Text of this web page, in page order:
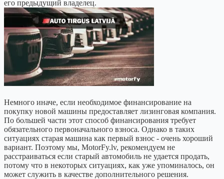
его предыдущий владелец.
Немного иначе, если необходимое финансирование на
покупку новой машины предоставляет лизинговая компания.
По большей части этот способ финансирования требует
обязательного первоначального взноса. Однако в таких
ситуациях старая машина как первый взнос - очень хороший
вариант. Поэтому мы, MotorFy.lv, рекомендуем не
расстраиваться если старый автомобиль не удается продать,
потому что в некоторых ситуациях, как уже упоминалось, он
может служить в качестве дополнительного решения.